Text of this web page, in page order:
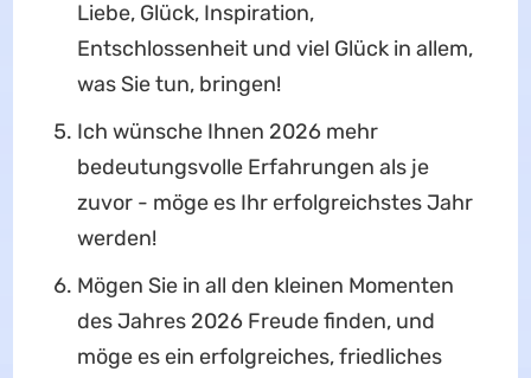
Liebe, Glück, Inspiration,
Entschlossenheit und viel Glück in allem,
was Sie tun, bringen!
Ich wünsche Ihnen 2026 mehr
bedeutungsvolle Erfahrungen als je
zuvor - möge es Ihr erfolgreichstes Jahr
werden!
Mögen Sie in all den kleinen Momenten
des Jahres 2026 Freude finden, und
möge es ein erfolgreiches, friedliches